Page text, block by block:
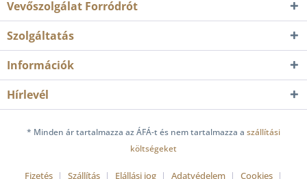
Vevőszolgálat Forródrót
Szolgáltatás
Információk
Hírlevél
* Minden ár tartalmazza az ÁFÁ-t és nem tartalmazza a szállítási
költségeket
Fizetés Szállítás Elállási jog Adatvédelem Cookies